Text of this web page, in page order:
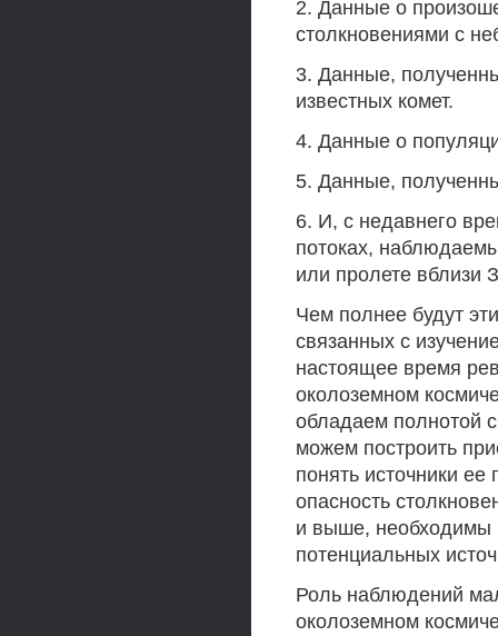
2. Данные о
столкновениями с
3. Данные,
известных комет.
4. Данные о
5. Данные,
6. И, с недавнего
потоках,
или пролете вблизи
Чем полнее будут
связанных с
настоящее время
околоземном
обладаем полнотой
можем построить
понять источники
опасность
и выше, необходимы
потенциальных
Роль наблюдений
околоземном